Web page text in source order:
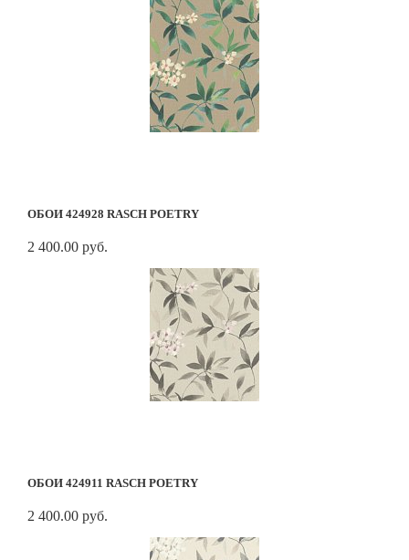
ОБОИ 424928 RASCH POETRY
2 400.00 руб.
ОБОИ 424911 RASCH POETRY
2 400.00 руб.